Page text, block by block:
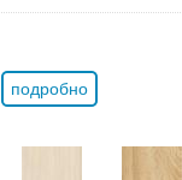
подробно